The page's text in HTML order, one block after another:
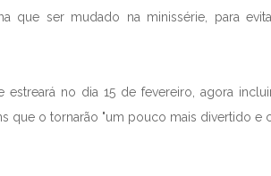
que ser mudado na minissérie, para
estreará no dia 15 de fevereiro, agora
que o tornarão "um pouco mais divertido e